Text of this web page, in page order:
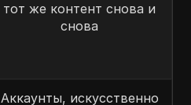
тот же контент снова и
снова
Аккаунты, искусственно